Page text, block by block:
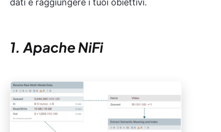
dati e raggiungere i tuoi obiettivi.
1. Apache NiFi